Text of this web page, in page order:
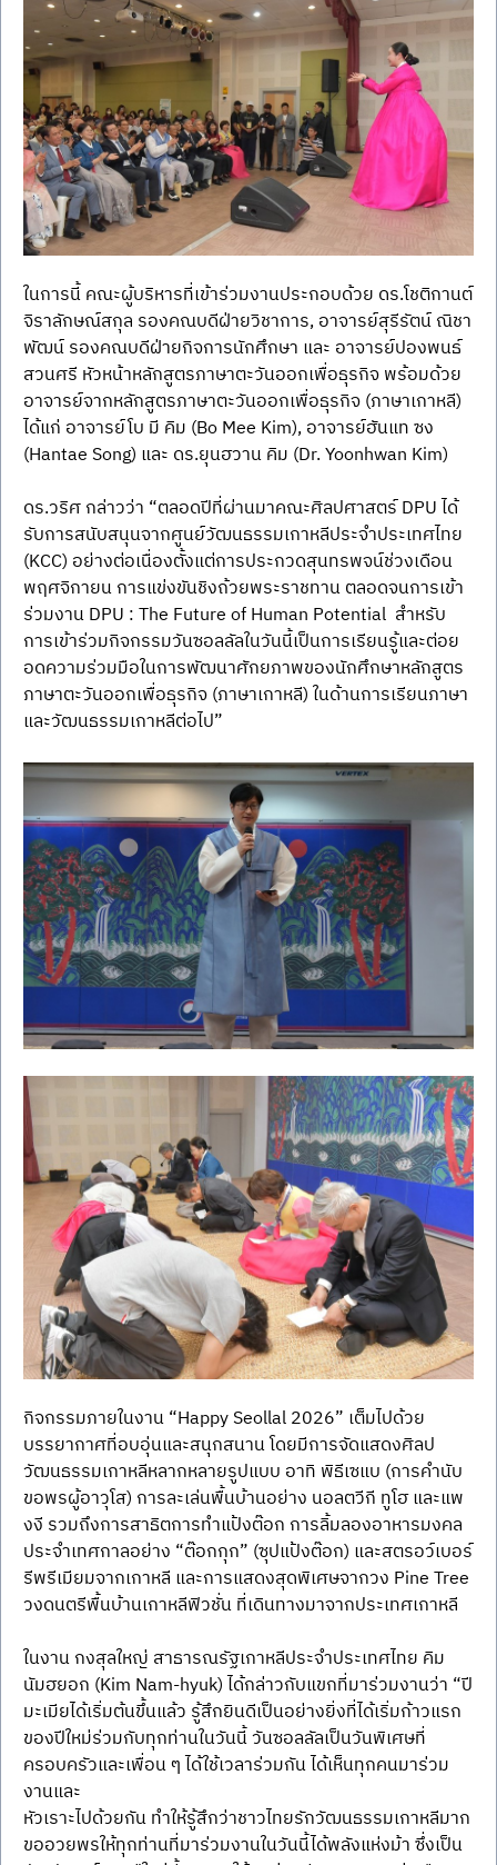
ในการนี้ คณะผู้บริหารที่เข้าร่วมงานประกอบด้วย ดร.โชติกานต์
จิราลักษณ์สกุล รองคณบดีฝ่ายวิชาการ, อาจารย์สุรีรัตน์ ณิชา
พัฒน์ รองคณบดีฝ่ายกิจการนักศึกษา และ อาจารย์ปองพนธ์
สวนศรี หัวหน้าหลักสูตรภาษาตะวันออกเพื่อธุรกิจ พร้อมด้วย
อาจารย์จากหลักสูตรภาษาตะวันออกเพื่อธุรกิจ (ภาษาเกาหลี)
ได้แก่ อาจารย์โบ มี คิม (Bo Mee Kim), อาจารย์ฮันแท ซง
(Hantae Song) และ ดร.ยุนฮวาน คิม (Dr. Yoonhwan Kim)
ดร.วริศ กล่าวว่า “ตลอดปีที่ผ่านมาคณะศิลปศาสตร์ DPU ได้
รับการสนับสนุนจากศูนย์วัฒนธรรมเกาหลีประจำประเทศไทย
(KCC) อย่างต่อเนื่องตั้งแต่การประกวดสุนทรพจน์ช่วงเดือน
พฤศจิกายน การแข่งขันชิงถ้วยพระราชทาน ตลอดจนการเข้า
ร่วมงาน DPU : The Future of Human Potential  สำหรับ
การเข้าร่วมกิจกรรมวันซอลลัลในวันนี้เป็นการเรียนรู้และต่อย
อดความร่วมมือในการพัฒนาศักยภาพของนักศึกษาหลักสูตร
ภาษาตะวันออกเพื่อธุรกิจ (ภาษาเกาหลี) ในด้านการเรียนภาษา
และวัฒนธรรมเกาหลีต่อไป”
กิจกรรมภายในงาน “Happy Seollal 2026” เต็มไปด้วย
บรรยากาศที่อบอุ่นและสนุกสนาน โดยมีการจัดแสดงศิลป
วัฒนธรรมเกาหลีหลากหลายรูปแบบ อาทิ พิธีเซแบ (การคำนับ
ขอพรผู้อาวุโส) การละเล่นพื้นบ้านอย่าง นอลตวีกี ทูโฮ และแพ
งงี รวมถึงการสาธิตการทำแป้งต๊อก การลิ้มลองอาหารมงคล
ประจำเทศกาลอย่าง “ต๊อกกุก” (ซุปแป้งต๊อก) และสตรอว์เบอร์
รีพรีเมียมจากเกาหลี และการแสดงสุดพิเศษจากวง Pine Tree
วงดนตรีพื้นบ้านเกาหลีฟิวชั่น ที่เดินทางมาจากประเทศเกาหลี
ในงาน กงสุลใหญ่ สาธารณรัฐเกาหลีประจำประเทศไทย คิม
นัมฮยอก (Kim Nam-hyuk) ได้กล่าวกับแขกที่มาร่วมงานว่า “ปี
มะเมียได้เริ่มต้นขึ้นแล้ว รู้สึกยินดีเป็นอย่างยิ่งที่ได้เริ่มก้าวแรก
ของปีใหม่ร่วมกับทุกท่านในวันนี้ วันซอลลัลเป็นวันพิเศษที่
ครอบครัวและเพื่อน ๆ ได้ใช้เวลาร่วมกัน ได้เห็นทุกคนมาร่วม
งานและ
หัวเราะไปด้วยกัน ทำให้รู้สึกว่าชาวไทยรักวัฒนธรรมเกาหลีมาก
ขออวยพรให้ทุกท่านที่มาร่วมงานในวันนี้ได้พลังแห่งม้า ซึ่งเป็น